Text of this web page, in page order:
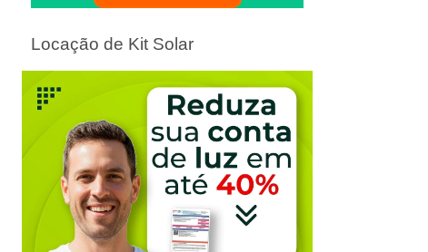
Locação de Kit Solar